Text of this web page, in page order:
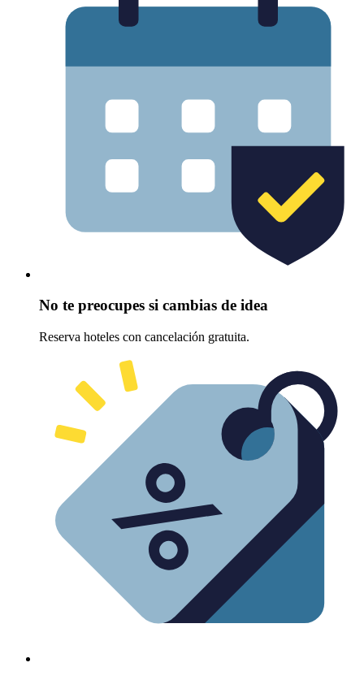
No te preocupes si cambias de idea
Reserva hoteles con cancelación gratuita.